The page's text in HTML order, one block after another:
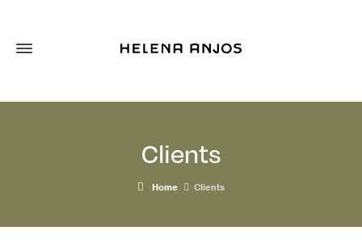
Clients
Home Clients